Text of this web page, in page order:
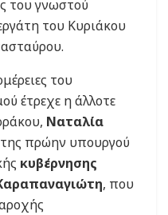
του γνωστού
του Κυριάκου
του
έτρεχε η άλλοτε
Ναταλία
πρώην υπουργού
κυβέρνησης
, που